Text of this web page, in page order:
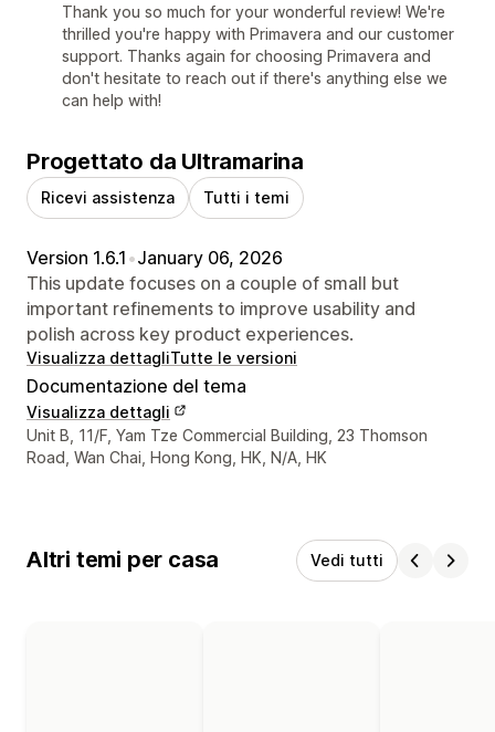
Thank you so much for your wonderful review! We're
thrilled you're happy with Primavera and our customer
support. Thanks again for choosing Primavera and
don't hesitate to reach out if there's anything else we
can help with!
Progettato da Ultramarina
Ricevi assistenza Tutti i temi
Version 1.6.1 •January 06, 2026
This update focuses on a couple of small but
important refinements to improve usability and
polish across key product experiences.
Visualizza dettagliTutte le versioni
Documentazione del tema
Visualizza dettagli
Recapiti del designer
Unit B, 11/F, Yam Tze Commercial Building, 23 Thomson
Road, Wan Chai, Hong Kong, HK, N/A, HK
Altri temi per casa Vedi tutti